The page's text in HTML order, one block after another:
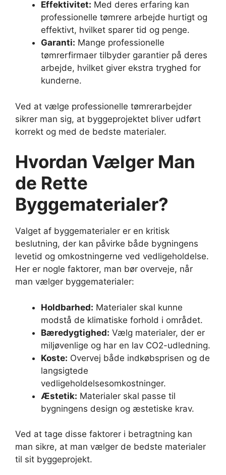
Effektivitet: Med deres erfaring kan
professionelle tømrere arbejde hurtigt og
effektivt, hvilket sparer tid og penge.
Garanti: Mange professionelle
tømrerfirmaer tilbyder garantier på deres
arbejde, hvilket giver ekstra tryghed for
kunderne.
Ved at vælge professionelle tømrerarbejder
sikrer man sig, at byggeprojektet bliver udført
korrekt og med de bedste materialer.
Hvordan Vælger Man
de Rette
Byggematerialer?
Valget af byggematerialer er en kritisk
beslutning, der kan påvirke både bygningens
levetid og omkostningerne ved vedligeholdelse.
Her er nogle faktorer, man bør overveje, når
man vælger byggematerialer:
Holdbarhed: Materialer skal kunne
modstå de klimatiske forhold i området.
Bæredygtighed: Vælg materialer, der er
miljøvenlige og har en lav CO2-udledning.
Koste: Overvej både indkøbsprisen og de
langsigtede
vedligeholdelsesomkostninger.
Æstetik: Materialer skal passe til
bygningens design og æstetiske krav.
Ved at tage disse faktorer i betragtning kan
man sikre, at man vælger de bedste materialer
til sit byggeprojekt.